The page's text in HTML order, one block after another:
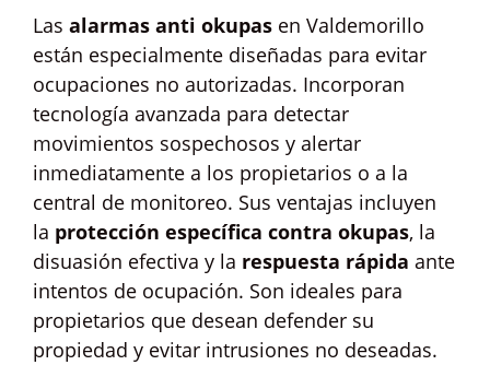
Las alarmas anti okupas en Valdemorillo
están especialmente diseñadas para evitar
ocupaciones no autorizadas. Incorporan
tecnología avanzada para detectar
movimientos sospechosos y alertar
inmediatamente a los propietarios o a la
central de monitoreo. Sus ventajas incluyen
la protección específica contra okupas, la
disuasión efectiva y la respuesta rápida ante
intentos de ocupación. Son ideales para
propietarios que desean defender su
propiedad y evitar intrusiones no deseadas.